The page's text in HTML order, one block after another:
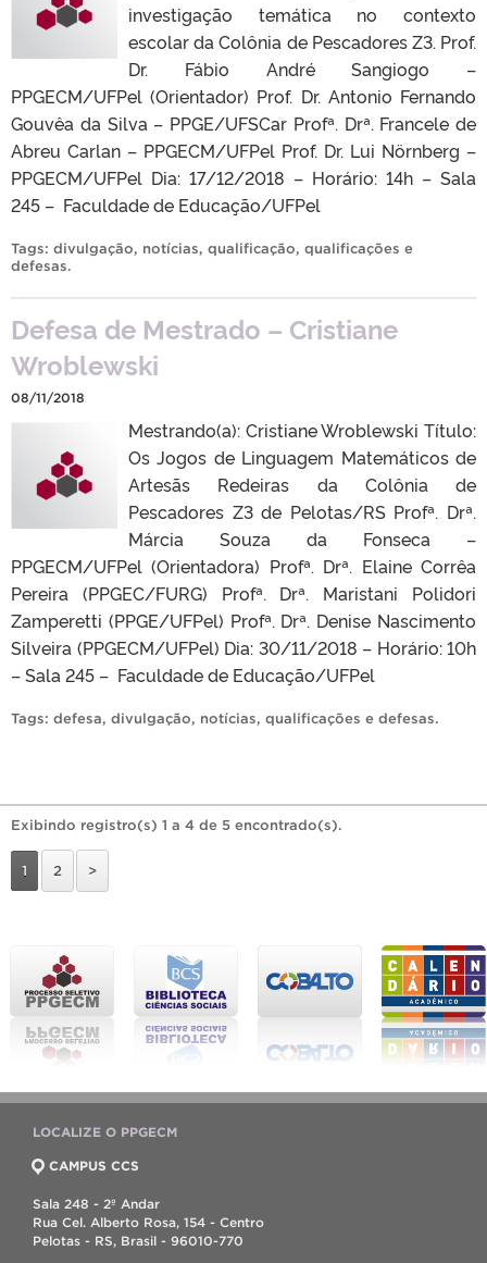
investigação temática no contexto
escolar da Colônia de Pescadores Z3. Prof.
Dr. Fábio André Sangiogo –
PPGECM/UFPel (Orientador) Prof. Dr. Antonio Fernando
Gouvêa da Silva – PPGE/UFSCar Profª. Drª. Francele de
Abreu Carlan – PPGECM/UFPel Prof. Dr. Lui Nörnberg –
PPGECM/UFPel Dia: 17/12/2018 – Horário: 14h – Sala
245 – Faculdade de Educação/UFPel
Tags: divulgação, notícias, qualificação, qualificações e
defesas.
Defesa de Mestrado – Cristiane
Wroblewski
08/11/2018
Mestrando(a): Cristiane Wroblewski Título:
Os Jogos de Linguagem Matemáticos de
Artesãs Redeiras da Colônia de
Pescadores Z3 de Pelotas/RS Profª. Drª.
Márcia Souza da Fonseca –
PPGECM/UFPel (Orientadora) Profª. Drª. Elaine Corrêa
Pereira (PPGEC/FURG) Profª. Drª. Maristani Polidori
Zamperetti (PPGE/UFPel) Profª. Drª. Denise Nascimento
Silveira (PPGECM/UFPel) Dia: 30/11/2018 – Horário: 10h
– Sala 245 – Faculdade de Educação/UFPel
Tags: defesa, divulgação, notícias, qualificações e defesas.
Exibindo registro(s) 1 a 4 de 5 encontrado(s).
1 2 >
LOCALIZE O PPGECM
CAMPUS CCS
Sala 248 - 2º Andar
Rua Cel. Alberto Rosa, 154 - Centro
Pelotas - RS, Brasil - 96010-770